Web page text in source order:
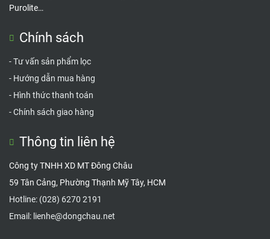
Purolite…
Chính sách
-Tư vấn sản phẩm lọc
- Hướng dẫn mua hàng
- Hình thức thanh toán
-Chính sách giao hàng
Thông tin liên hệ
Công ty TNHH XD MT Đông Châu
59 Tân Cảng, Phường Thạnh Mỹ Tây, HCM
Hotline: (028) 6270 2191
Email: lienhe@dongchau.net